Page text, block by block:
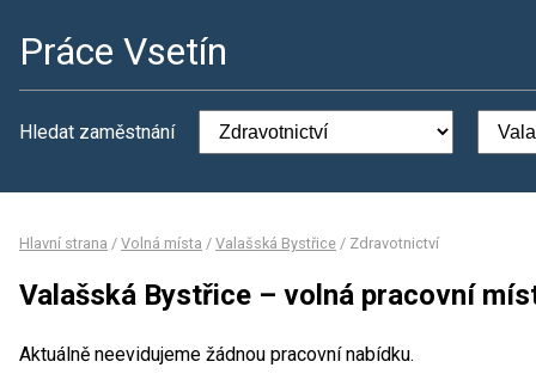
Práce Vsetín
Hledat zaměstnání
Hlavní strana / Volná místa / Valašská Bystřice / Zdravotnictví
Valašská Bystřice – volná pracovní
Aktuálně neevidujeme žádnou pracovní nabídku.